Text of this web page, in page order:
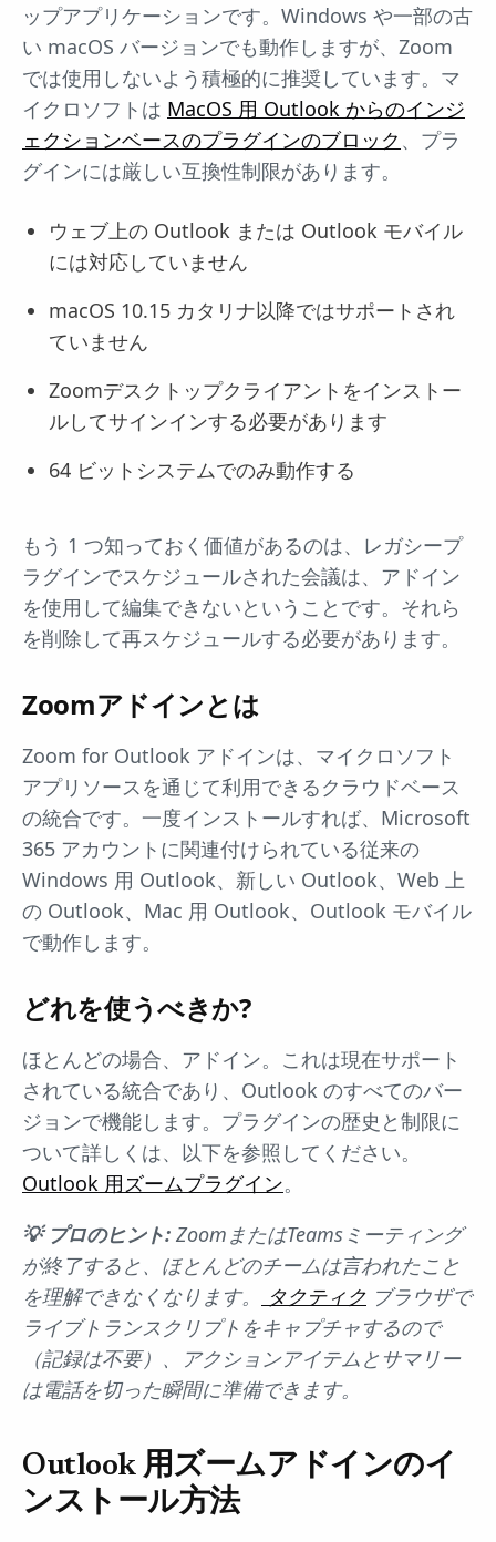
ップアプリケーションです。Windows や一部の古
い macOS バージョンでも動作しますが、Zoom
では使用しないよう積極的に推奨しています。マ
イクロソフトは MacOS 用 Outlook からのインジ
ェクションベースのプラグインのブロック 、プラ
グインには厳しい互換性制限があります。
ウェブ上の Outlook または Outlook モバイル
には対応していません
macOS 10.15 カタリナ以降ではサポートされ
ていません
Zoomデスクトップクライアントをインストー
ルしてサインインする必要があります
64 ビットシステムでのみ動作する
もう 1 つ知っておく価値があるのは、レガシープ
ラグインでスケジュールされた会議は、アドイン
を使用して編集できないということです。それら
を削除して再スケジュールする必要があります。
Zoomアドインとは
Zoom for Outlook アドインは、マイクロソフト
アプリソースを通じて利用できるクラウドベース
の統合です。一度インストールすれば、Microsoft
365 アカウントに関連付けられている従来の
Windows 用 Outlook、新しい Outlook、Web 上
の Outlook、Mac 用 Outlook、Outlook モバイル
で動作します。
どれを使うべきか?
ほとんどの場合、アドイン。これは現在サポート
されている統合であり、Outlook のすべてのバー
ジョンで機能します。プラグインの歴史と制限に
ついて詳しくは、以下を参照してください。
Outlook 用ズームプラグイン。
💡 プロのヒント: ZoomまたはTeamsミーティング
が終了すると、ほとんどのチームは言われたこと
を理解できなくなります。
タクティク ブラウザで
ライブトランスクリプトをキャプチャするので
（記録は不要）、アクションアイテムとサマリー
は電話を切った瞬間に準備できます。
Outlook 用ズームアドインのイ
ンストール方法